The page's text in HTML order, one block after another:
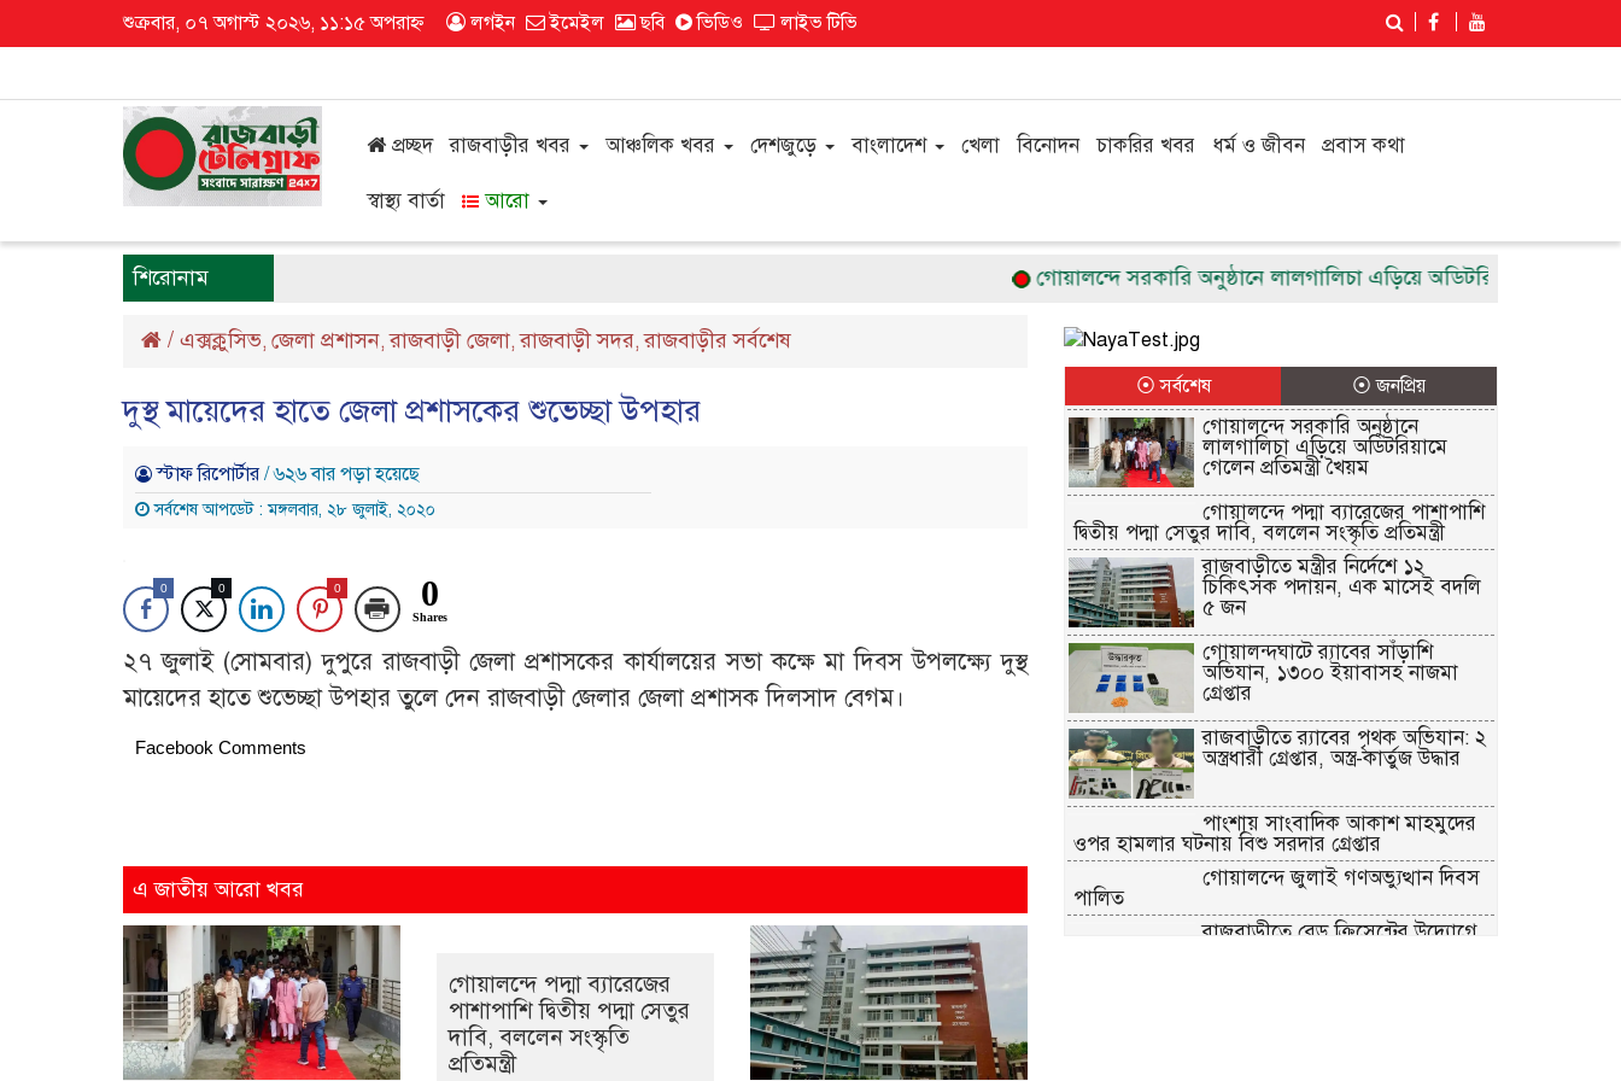
শুক্রবার, ০৭ অগাস্ট ২০২৬, ১১:১৫ অপরাহ্ন লগইন ইমেইল ছবি ভিডিও লাইভ টিভি
প্রচ্ছদ রাজবাড়ীর খবর আঞ্চলিক খবর দেশজুড়ে বাংলাদেশ খেলা বিনোদন চাকরির খবর ধর্ম ও জীবন প্রবাস কথা
স্বাস্থ্য বার্তা আরো
শিরোনাম গোয়ালন্দে সরকারি অনুষ্ঠানে লালগালিচা এড়িয়ে অডিটরিয়ামে গেলেন
/ এক্সক্লুসিভ, জেলা প্রশাসন,রাজবাড়ী জেলা,রাজবাড়ী সদর,রাজবাড়ীর সর্বশেষ
দুস্থ মায়েদের হাতে জেলা প্রশাসকের শুভেচ্ছা উপহার
স্টাফ রিপোর্টার/ ৬২৬ বার পড়া হয়েছে
সর্বশেষ আপডেট : মঙ্গলবার, ২৮ জুলাই, ২০২০
0 0 0 0
Shares
২৭ জুলাই (সোমবার) দুপুরে রাজবাড়ী জেলা প্রশাসকের কার্যালয়ের সভা কক্ষে মা দিবস উপলক্ষ্যে দুস্থ
মায়েদের হাতে শুভেচ্ছা উপহার তুলে দেন রাজবাড়ী জেলার জেলা প্রশাসক দিলসাদ বেগম।
Facebook Comments
এ জাতীয় আরো খবর
গোয়ালন্দে পদ্মা ব্যারেজের
পাশাপাশি দ্বিতীয় পদ্মা সেতুর
দাবি, বললেন সংস্কৃতি
প্রতিমন্ত্রী
⦿ সর্বশেষ ⦿ জনপ্রিয়
গোয়ালন্দে সরকারি অনুষ্ঠানে
লালগালিচা এড়িয়ে অডিটরিয়ামে
গেলেন প্রতিমন্ত্রী খৈয়ম
গোয়ালন্দে পদ্মা ব্যারেজের পাশাপাশি
দ্বিতীয় পদ্মা সেতুর দাবি, বললেন সংস্কৃতি প্রতিমন্ত্রী
রাজবাড়ীতে মন্ত্রীর নির্দেশে ১২
চিকিৎসক পদায়ন, এক মাসেই বদলি
৫ জন
গোয়ালন্দঘাটে র‌্যাবের সাঁড়াশি
অভিযান, ১৩০০ ইয়াবাসহ নাজমা
গ্রেপ্তার
রাজবাড়ীতে র‌্যাবের পৃথক অভিযান: ২
অস্ত্রধারী গ্রেপ্তার, অস্ত্র-কার্তুজ উদ্ধার
পাংশায় সাংবাদিক আকাশ মাহমুদের
ওপর হামলার ঘটনায় বিশু সরদার গ্রেপ্তার
গোয়ালন্দে জুলাই গণঅভ্যুত্থান দিবস
পালিত
রাজবাড়ীতে রেড ক্রিসেন্টের উদ্যোগে